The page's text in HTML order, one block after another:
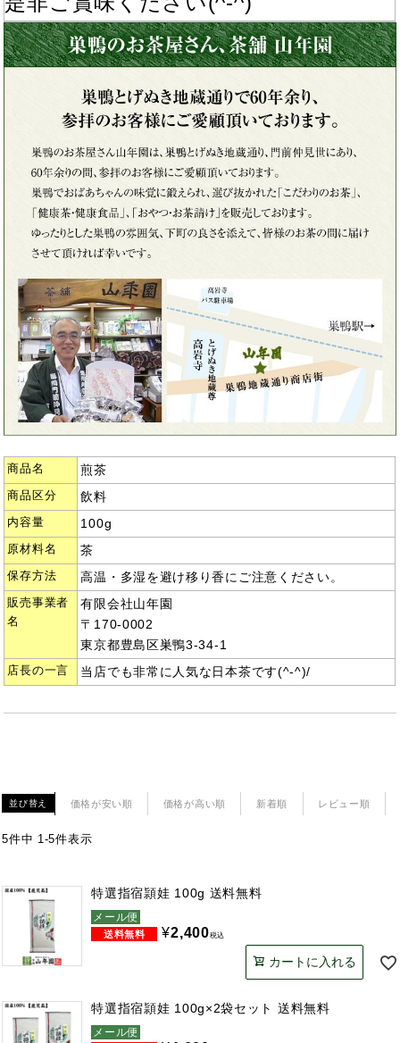
商品名 煎茶
商品区分 飲料
内容量 100g
原材料名 茶
保存方法 高温・多湿を避け移り香にご注意ください。
販売事業者
名
有限会社山年園
〒170-0002
東京都豊島区巣鴨3-34-1
店長の一言 当店でも非常に人気な日本茶です(^-^)/
並び替え 価格が安い順 価格が高い順 新着順 レビュー順
5件中 1 -5件表示
特選指宿頴娃 100g 送料無料
メール便
¥2,400税込
カートに入れる
特選指宿頴娃 100g×2袋セット 送料無料
メール便